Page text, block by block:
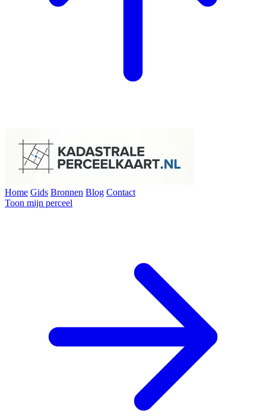
Home Gids Bronnen Blog Contact
Toon mijn perceel